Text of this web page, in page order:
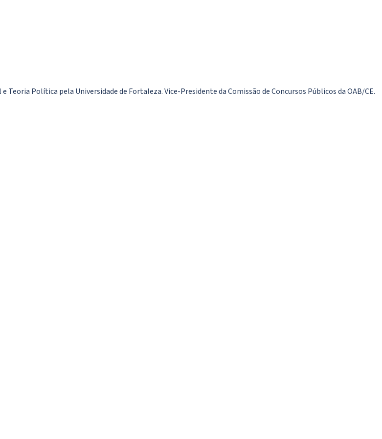
Política pela Universidade de Fortaleza. Vice-Presidente da Comissão de Concursos Públicos da OAB/CE.